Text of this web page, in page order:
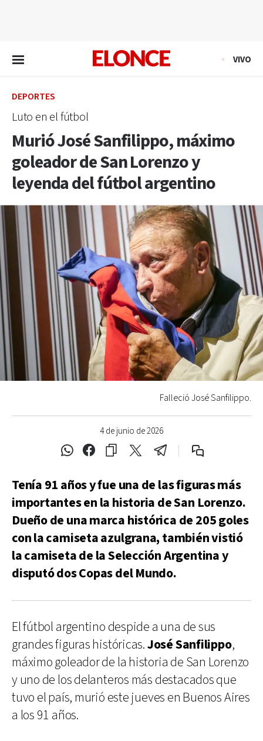
VIVO
DEPORTES
Luto en el fútbol
Murió José Sanfilippo, máximo
goleador de San Lorenzo y
leyenda del fútbol argentino
4 de junio de 2026
Falleció José Sanfilippo.
Tenía 91 años y fue una de las figuras más
importantes en la historia de San Lorenzo.
Dueño de una marca histórica de 205 goles
con la camiseta azulgrana, también vistió
la camiseta de la Selección Argentina y
disputó dos Copas del Mundo.
El fútbol argentino despide a una de sus
grandes figuras históricas.José Sanfilippo,
máximo goleador de la historia de San Lorenzo
y uno de los delanteros más destacados que
tuvo el país, murió este jueves en Buenos Aires
a los 91 años.